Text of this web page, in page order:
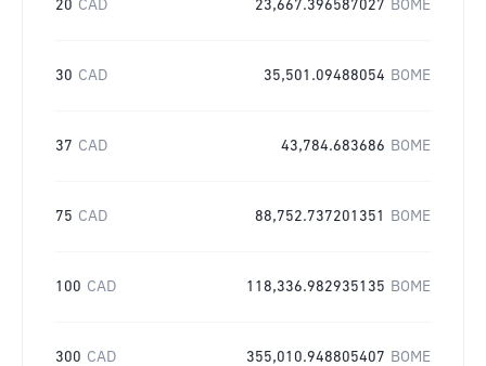
20 CAD 23,667.396587027 BOME
30 CAD 35,501.09488054 BOME
37 CAD 43,784.683686 BOME
75 CAD 88,752.737201351 BOME
100 CAD 118,336.982935135 BOME
300 CAD 355,010.948805407 BOME